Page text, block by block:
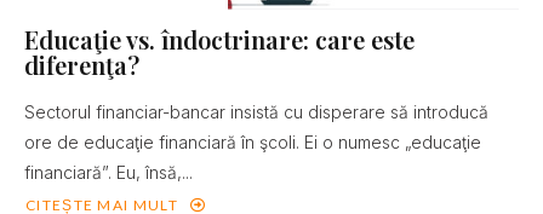
Educaţie vs. îndoctrinare: care este
diferenţa?
Sectorul financiar-bancar insistă cu disperare să introducă
ore de educaţie financiară în şcoli. Ei o numesc „educaţie
financiară”. Eu, însă,...
CITEȘTE MAI MULT